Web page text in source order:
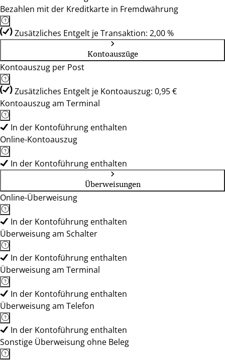
Bezahlen mit der Kreditkarte in Fremdwährung
Zusätzliches Entgelt je Transaktion: 2,00 %
Kontoauszüge
Kontoauszug per Post
Zusätzliches Entgelt je Kontoauszug: 0,95 €
Kontoauszug am Terminal
In der Kontoführung enthalten
Online-Kontoauszug
In der Kontoführung enthalten
Überweisungen
Online-Überweisung
In der Kontoführung enthalten
Überweisung am Schalter
In der Kontoführung enthalten
Überweisung am Terminal
In der Kontoführung enthalten
Überweisung am Telefon
In der Kontoführung enthalten
Sonstige Überweisung ohne Beleg